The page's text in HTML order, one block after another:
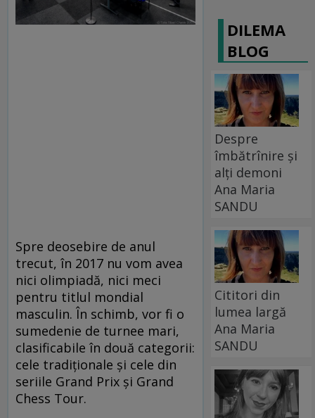
Spre deosebire de anul
trecut, în 2017 nu vom avea
nici olimpiadă, nici meci
pentru titlul mondial
masculin. În schimb, vor fi o
sumedenie de turnee mari,
clasificabile în două categorii:
cele tradiționale și cele din
seriile Grand Prix și Grand
Chess Tour.
DILEMA
BLOG
Despre
îmbătrînire și
alți demoni
Ana Maria
SANDU
Cititori din
lumea largă
Ana Maria
SANDU